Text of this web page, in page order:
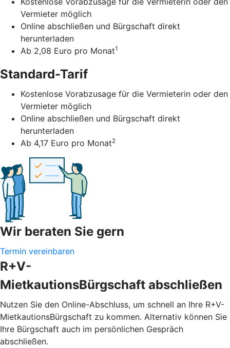
Vermieter möglich
Online abschließen und Bürgschaft direkt
herunterladen
Ab 2,08 Euro pro Monat1
Standard-Tarif
Kostenlose Vorabzusage für die Vermieterin oder den
Vermieter möglich
Online abschließen und Bürgschaft direkt
herunterladen
Ab 4,17 Euro pro Monat2
Wir beraten Sie gern
Termin vereinbaren
R+V-
MietkautionsBürgschaft abschließen
Nutzen Sie den Online-Abschluss, um schnell an Ihre R+V-
MietkautionsBürgschaft zu kommen. Alternativ können Sie
Ihre Bürgschaft auch im persönlichen Gespräch
abschließen.